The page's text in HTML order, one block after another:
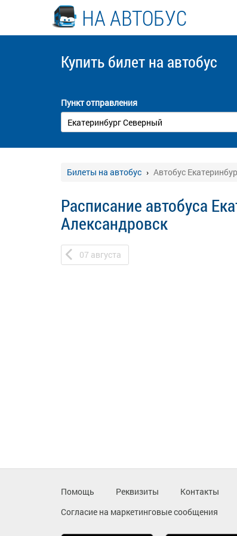
НА АВТОБУС
Купить билет на автобус
Пункт отправления
Билеты на автобус Автобус
Расписание автобуса
Александровск
07 августа
Помощь Реквизиты Контакты
Согласие на маркетинговые сообщения